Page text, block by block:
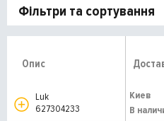
Фільтри та сортування
Опис
Luk
627304233
Киев
В